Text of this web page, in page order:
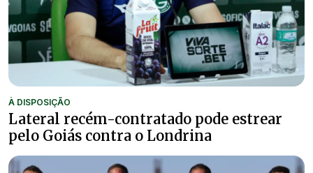
À DISPOSIÇÃO
Lateral recém-contratado pode estrear
pelo Goiás contra o Londrina